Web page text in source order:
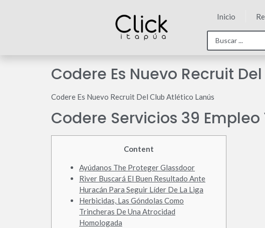
Inicio
Codere Es Nuevo Recruit
Codere Es Nuevo Recruit Del Club Atlético Lanús
Codere Servicios 39
Content
Ayúdanos The Proteger Glassdoor
River Buscará El Buen Resultado Ante
Huracán Para Seguir Líder De La Liga
Herbicidas, Las Góndolas Como
Trincheras De Una Atrocidad
Homologada